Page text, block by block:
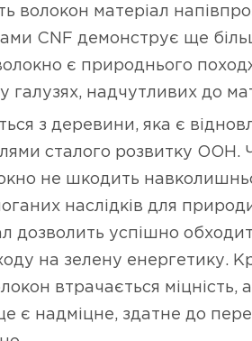
волокон матеріал
CNF демонструє ще
є природнього
галузях, надчутливих до
з деревини, яка є
сталого розвитку ООН.
не шкодить
наслідків для
дозволить успішно
на зелену енергетику.
втрачається
є надміцне, здатне до